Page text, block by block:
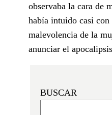
observaba la cara de
había intuido casi
malevolencia de la
anunciar el
BUSCAR